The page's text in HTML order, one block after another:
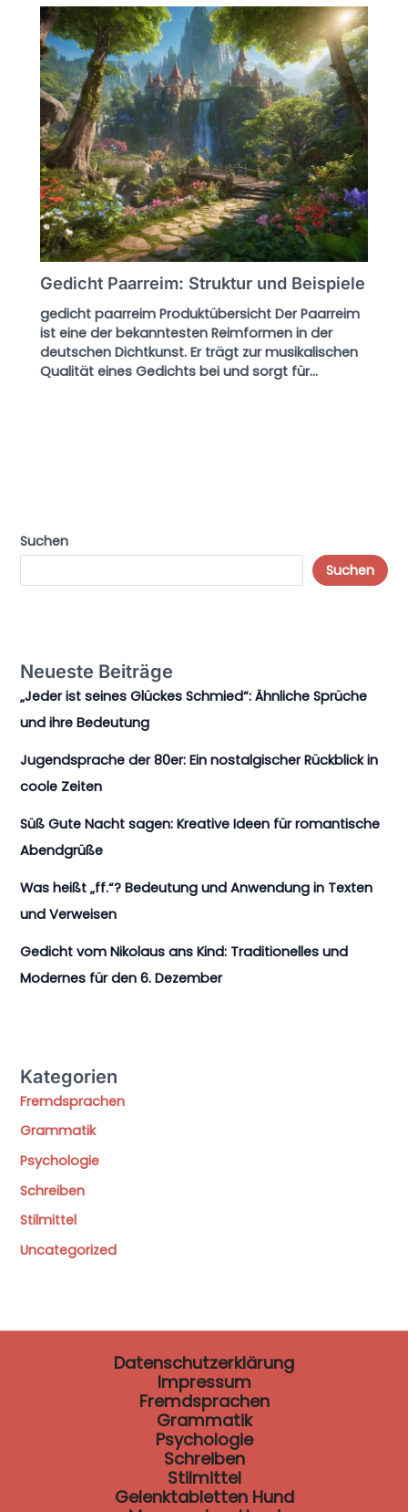
Gedicht Paarreim: Struktur und Beispiele
gedicht paarreim Produktübersicht Der Paarreim
ist eine der bekanntesten Reimformen in der
deutschen Dichtkunst. Er trägt zur musikalischen
Qualität eines Gedichts bei und sorgt für…
Suchen
Suchen
Neueste Beiträge
„Jeder ist seines Glückes Schmied“: Ähnliche Sprüche
und ihre Bedeutung
Jugendsprache der 80er: Ein nostalgischer Rückblick in
coole Zeiten
Süß Gute Nacht sagen: Kreative Ideen für romantische
Abendgrüße
Was heißt „ff.“? Bedeutung und Anwendung in Texten
und Verweisen
Gedicht vom Nikolaus ans Kind: Traditionelles und
Modernes für den 6. Dezember
Kategorien
Fremdsprachen
Grammatik
Psychologie
Schreiben
Stilmittel
Uncategorized
Datenschutzerklärung
Impressum
Fremdsprachen
Grammatik
Psychologie
Schreiben
Stilmittel
Gelenktabletten Hund